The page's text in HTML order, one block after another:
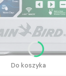
Do koszyka